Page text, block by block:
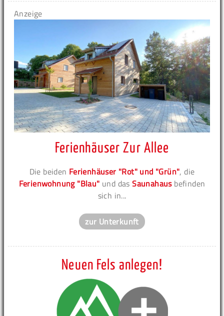
Anzeige
Ferienhäuser Zur Allee
Die beiden Ferienhäuser "Rot" und "Grün", die
Ferienwohnung "Blau" und dasSaunahausbefinden
sich in...
zur Unterkunft
Neuen Fels anlegen!